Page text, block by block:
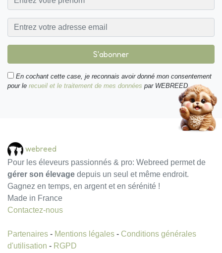
S'abonner
En cochant cette case, je reconnais avoir donné mon consentement
pour le recueil et le traitement de mes données par WEBREED.
webreed
Pour les éleveurs passionnés & pro: Webreed permet de
gérer son élevage depuis un seul et même endroit.
Gagnez en temps, en argent et en sérénité !
Made in France
Contactez-nous
Partenaires - Mentions légales - Conditions générales
d'utilisation - RGPD